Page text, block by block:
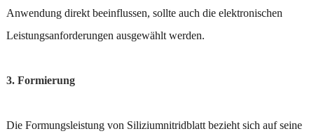
Anwendung direkt beeinflussen, sollte auch die elektronischen
Leistungsanforderungen ausgewählt werden.
3. Formierung
Die Formungsleistung von Siliziumnitridblatt bezieht sich auf seine